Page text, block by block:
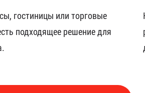
гостиницы или торговые
подходящее решение для